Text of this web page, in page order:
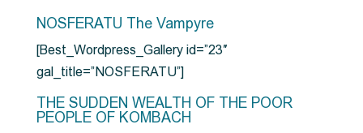
NOSFERATU The Vampyre
[Best_Wordpress_Gallery id=”23″
gal_title=”NOSFERATU”]
THE SUDDEN WEALTH OF THE POOR
PEOPLE OF KOMBACH